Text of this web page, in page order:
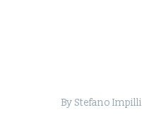
By Stefano Impilli